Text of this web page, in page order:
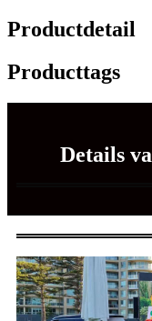
Productdetail
Producttags
Details